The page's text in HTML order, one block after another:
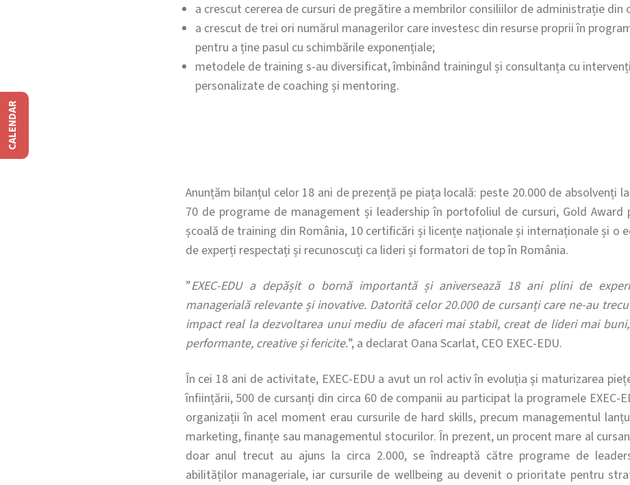
a crescut cererea de cursuri de pregătire a membrilor consiliilor de administrație din
a crescut de trei ori numărul managerilor care investesc din resurse proprii în
pentru a ține pasul cu schimbările exponențiale;
metodele de training s-au diversificat, îmbinând trainingul și consultanța cu
personalizate de coaching și mentoring.
Anunțăm bilanțul celor 18 ani de prezență pe piața locală: peste 20.000 de absolvenți
70 de programe de management și leadership în portofoliul de cursuri, Gold Award
școală de training din România, 10 certificări și licențe naționale și internaționale și o
de experți respectați și recunoscuți ca lideri și formatori de top în România.
”EXEC-EDU a depășit o bornă importantă și aniversează 18 ani plini de
managerială relevante și inovative. Datorită celor 20.000 de cursanți care ne-au
impact real la dezvoltarea unui mediu de afaceri mai stabil, creat de lideri mai
performante, creative și fericite.”, a declarat Oana Scarlat, CEO EXEC-EDU.
În cei 18 ani de activitate, EXEC-EDU a avut un rol activ în evoluția și maturizarea
înființării, 500 de cursanți din circa 60 de companii au participat la programele EXEC-
organizații în acel moment erau cursurile de hard skills, precum managementul
marketing, finanțe sau managementul stocurilor. În prezent, un procent mare al
doar anul trecut au ajuns la circa 2.000, se îndreaptă către programe de
abilităților manageriale, iar cursurile de wellbeing au devenit o prioritate pentru
CALENDAR